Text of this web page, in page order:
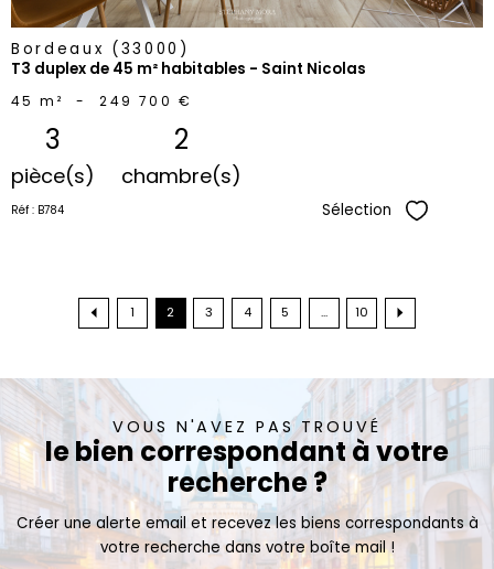
Bordeaux (33000)
T3 duplex de 45 m² habitables - Saint Nicolas
45 m² - 249 700 €
3
pièce(s)
2
chambre(s)
Réf : B784 Sélection
1 2 3 4 5 ... 10
VOUS N'AVEZ PAS TROUVÉ
le bien correspondant à votre
recherche ?
Créer une alerte email et recevez les biens correspondants à
votre recherche dans votre boîte mail !